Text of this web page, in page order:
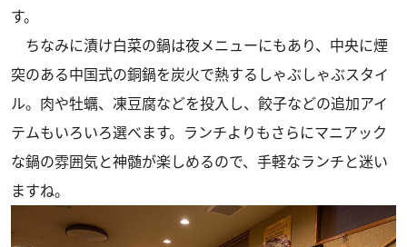
す。
ちなみに漬け白菜の鍋は夜メニューにもあり、中央に煙
突のある中国式の銅鍋を炭火で熱するしゃぶしゃぶスタイ
ル。肉や牡蠣、凍豆腐などを投入し、餃子などの追加アイ
テムもいろいろ選べます。ランチよりもさらにマニアック
な鍋の雰囲気と神髄が楽しめるので、手軽なランチと迷い
ますね。